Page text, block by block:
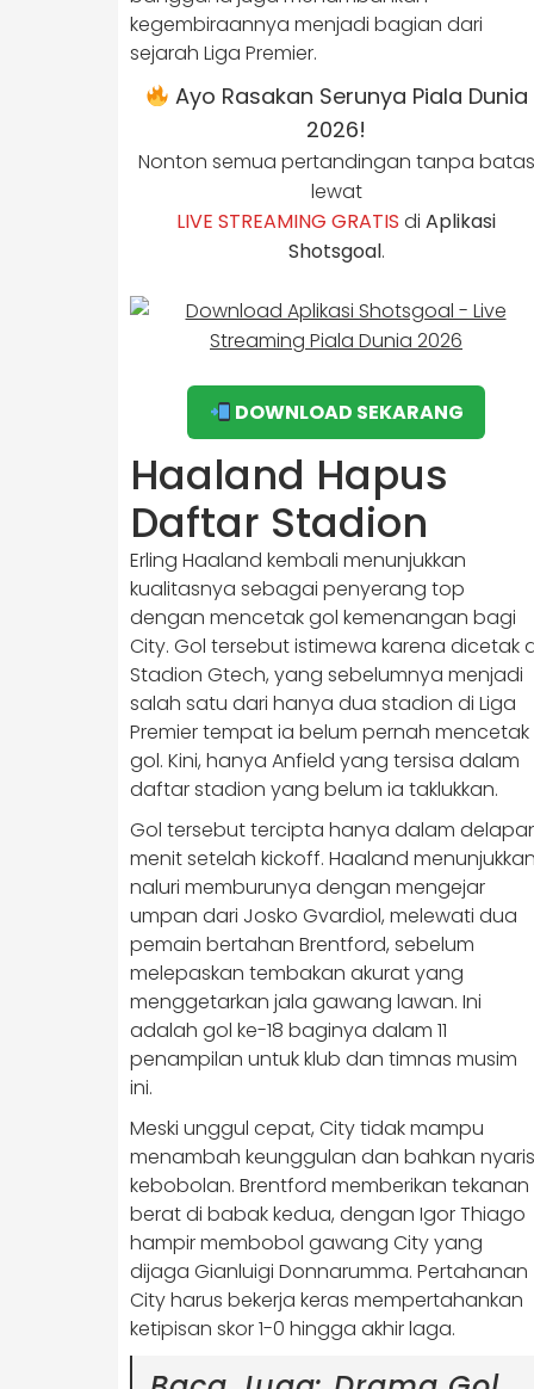
kegembiraannya menjadi bagian dari
sejarah Liga Premier.
Ayo Rasakan Serunya Piala Dunia
2026!
Nonton semua pertandingan tanpa batas
lewat
LIVE STREAMING GRATIS di Aplikasi
Shotsgoal.
DOWNLOAD SEKARANG
Haaland Hapus
Daftar Stadion
Erling Haaland kembali menunjukkan
kualitasnya sebagai penyerang top
dengan mencetak gol kemenangan bagi
City. Gol tersebut istimewa karena dicetak
Stadion Gtech, yang sebelumnya menjadi
salah satu dari hanya dua stadion di Liga
Premier tempat ia belum pernah mencetak
gol. Kini, hanya Anfield yang tersisa dalam
daftar stadion yang belum ia taklukkan.
Gol tersebut tercipta hanya dalam
menit setelah kickoff. Haaland
naluri memburunya dengan mengejar
umpan dari Josko Gvardiol, melewati dua
pemain bertahan Brentford, sebelum
melepaskan tembakan akurat yang
menggetarkan jala gawang lawan. Ini
adalah gol ke-18 baginya dalam 11
penampilan untuk klub dan timnas musim
ini.
Meski unggul cepat, City tidak mampu
menambah keunggulan dan bahkan nyaris
kebobolan. Brentford memberikan tekanan
berat di babak kedua, dengan Igor Thiago
hampir membobol gawang City yang
dijaga Gianluigi Donnarumma. Pertahanan
City harus bekerja keras mempertahankan
ketipisan skor 1-0 hingga akhir laga.